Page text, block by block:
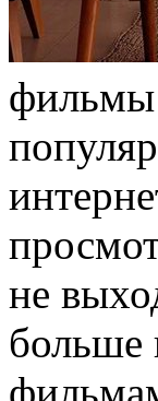
фильмы
не
больше